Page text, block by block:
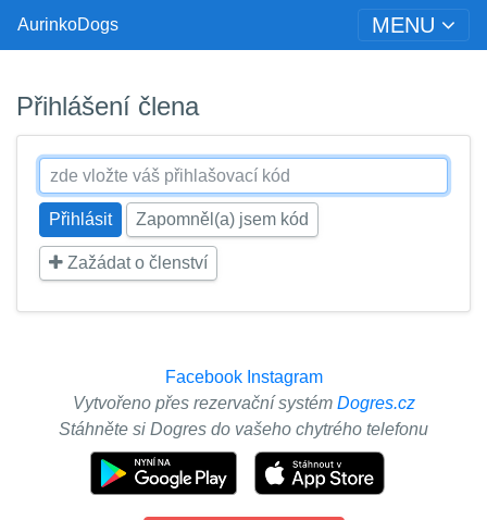
AurinkoDogs MENU
Přihlášení člena
Zapomněl(a) jsem kód
Zažádat o členství
Facebook Instagram
Vytvořeno přes rezervační systém Dogres.cz
Stáhněte si Dogres do vašeho chytrého telefonu